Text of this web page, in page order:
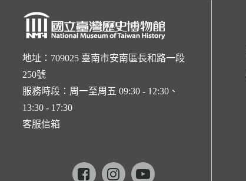
地址：709025 臺南市安南區長和路一段
250號
服務時段：周一至周五 09:30 - 12:30、
13:30 - 17:30
客服信箱
Facebookinstagramyoutube